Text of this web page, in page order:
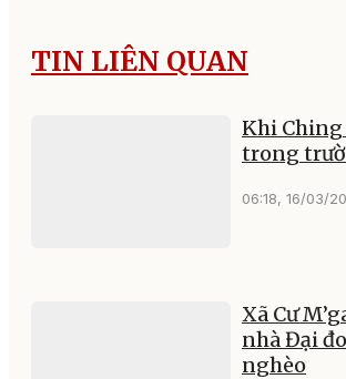
TIN LIÊN QUAN
Khi
trong
06:18, 16/03/
Xã Cư
nhà Đại
nghèo